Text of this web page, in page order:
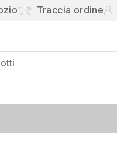
Traccia ordine